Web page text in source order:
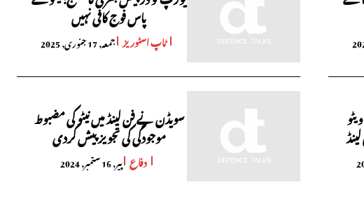
پاس فوج کافی نہیں
ٹاپ اسٹوریز جمعہ, 17 جنوری, 2025
سویڈن نے فن لینڈ میں نیٹو کی مضبوط
موجودگی کی تجویز پیش کردی
دفاع پیر, 16 ستمبر, 2024